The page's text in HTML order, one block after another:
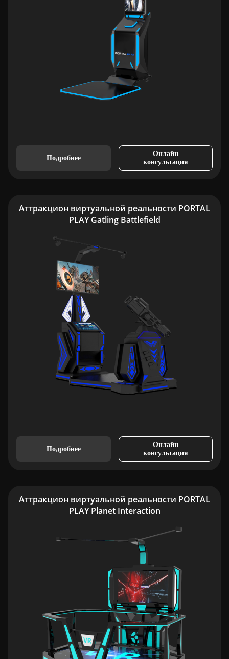
Подробнее
Онлайн
консультация
Аттракцион виртуальной реальности PORTAL
PLAY Gatling Battlefield
Подробнее
Онлайн
консультация
Аттракцион виртуальной реальности PORTAL
PLAY Planet Interaction